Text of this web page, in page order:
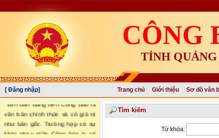
CÔNG
TỈNH
[ Đăng nhập] Trang chủ Giới thiệu
Sơ đồ văn
"Văn bản đăng trên Công báo là
văn bản chính thức và có giá trị
như bản gốc. Trường hợp có sự
khác nhau giữa Công báo in và
Tìm kiếm
Từ khóa: